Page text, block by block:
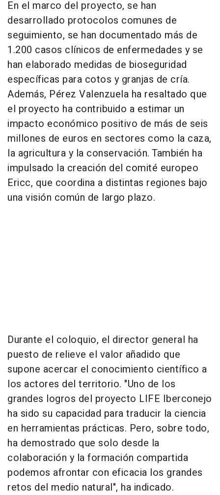
En el marco del proyecto, se han
desarrollado protocolos comunes de
seguimiento, se han documentado más de
1.200 casos clínicos de enfermedades y se
han elaborado medidas de bioseguridad
específicas para cotos y granjas de cría.
Además, Pérez Valenzuela ha resaltado que
el proyecto ha contribuido a estimar un
impacto económico positivo de más de seis
millones de euros en sectores como la caza,
la agricultura y la conservación. También ha
impulsado la creación del comité europeo
Ericc, que coordina a distintas regiones bajo
una visión común de largo plazo.
Durante el coloquio, el director general ha
puesto de relieve el valor añadido que
supone acercar el conocimiento científico a
los actores del territorio. "Uno de los
grandes logros del proyecto LIFE Iberconejo
ha sido su capacidad para traducir la ciencia
en herramientas prácticas. Pero, sobre todo,
ha demostrado que solo desde la
colaboración y la formación compartida
podemos afrontar con eficacia los grandes
retos del medio natural", ha indicado.